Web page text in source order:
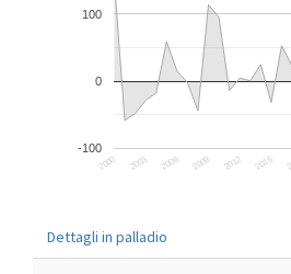
2000 2003 2006 2009 2012 2015
-100
0
100
Dettagli in palladio